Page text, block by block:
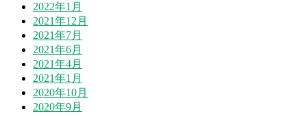
2022年1月
2021年12月
2021年7月
2021年6月
2021年4月
2021年1月
2020年10月
2020年9月